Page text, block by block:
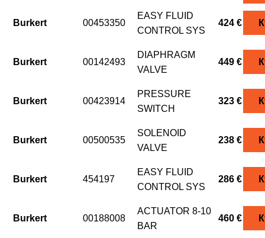
Burkert 00453350
EASY FLUID
CONTROL SYS
424 €
Burkert 00142493
DIAPHRAGM
VALVE
449 €
Burkert 00423914
PRESSURE
SWITCH
323 €
Burkert 00500535
SOLENOID
VALVE
238 €
Burkert 454197
EASY FLUID
CONTROL SYS
286 €
Burkert 00188008
ACTUATOR 8-10
BAR
460 €